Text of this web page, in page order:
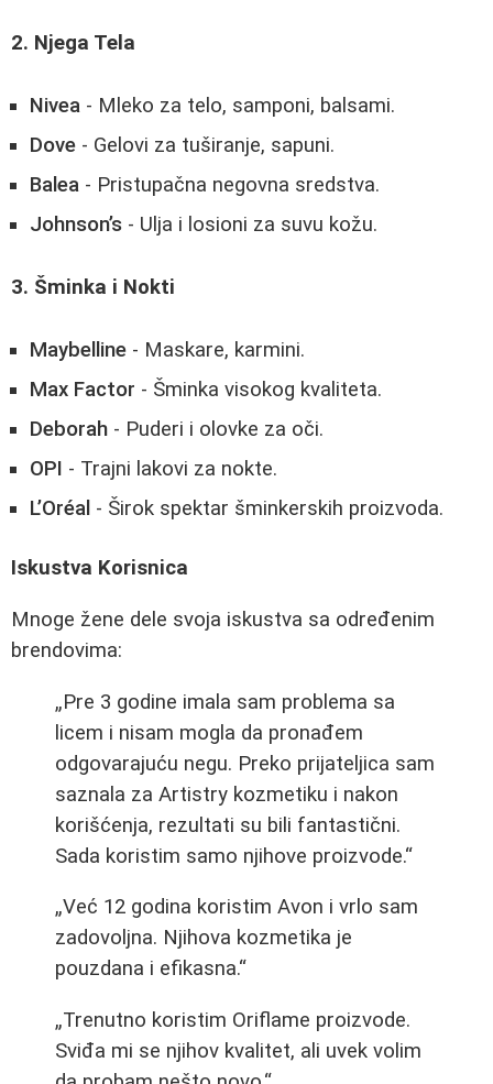
2. Njega Tela
Nivea - Mleko za telo, samponi, balsami.
Dove - Gelovi za tuširanje, sapuni.
Balea - Pristupačna negovna sredstva.
Johnson’s - Ulja i losioni za suvu kožu.
3. Šminka i Nokti
Maybelline - Maskare, karmini.
Max Factor - Šminka visokog kvaliteta.
Deborah - Puderi i olovke za oči.
OPI - Trajni lakovi za nokte.
L’Oréal - Širok spektar šminkerskih proizvoda.
Iskustva Korisnica
Mnoge žene dele svoja iskustva sa određenim
brendovima:
„Pre 3 godine imala sam problema sa
licem i nisam mogla da pronađem
odgovarajuću negu. Preko prijateljica sam
saznala za Artistry kozmetiku i nakon
korišćenja, rezultati su bili fantastični.
Sada koristim samo njihove proizvode.“
„Već 12 godina koristim Avon i vrlo sam
zadovoljna. Njihova kozmetika je
pouzdana i efikasna.“
„Trenutno koristim Oriflame proizvode.
Sviđa mi se njihov kvalitet, ali uvek volim